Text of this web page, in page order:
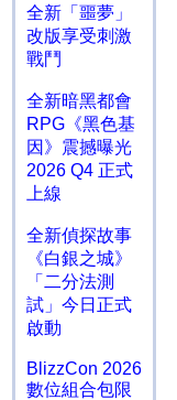
全新「噩夢」
改版享受刺激
戰鬥
全新暗黑都會
RPG《黑色基
因》震撼曝光
2026 Q4 正式
上線
全新偵探故事
《白銀之城》
「二分法測
試」今日正式
啟動
BlizzCon 2026
數位組合包限